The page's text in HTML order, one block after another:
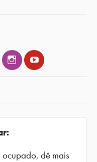
InstagramYouTube
dê mais